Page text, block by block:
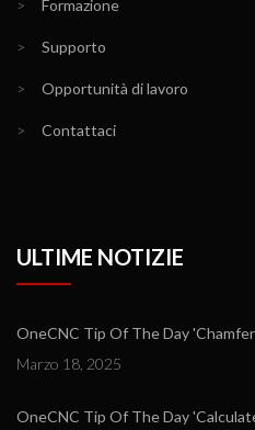
> Formazione
> Supporto
> Opportunità di lavoro
> Contattaci
ULTIME NOTIZIE
OneCNC Tip Of The Day
Marzo 18, 2025
OneCNC Tip Of The Day